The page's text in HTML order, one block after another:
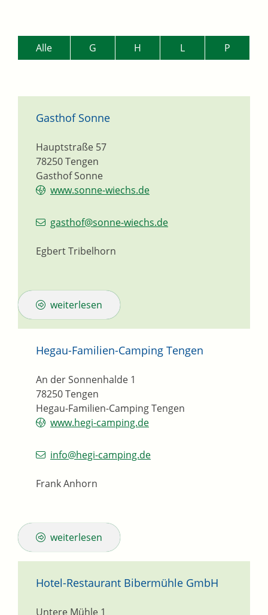
Alle G H L P
Gasthof Sonne
Gasthof Sonne
Hauptstraße 57
78250Tengen
www.sonne-wiechs.de
gasthof@sonne-wiechs.de
Egbert Tribelhorn
weiterlesen
Hegau-Familien-Camping Tengen
Hegau-Familien-Camping Tengen
An der Sonnenhalde 1
78250Tengen
www.hegi-camping.de
info@hegi-camping.de
Frank Anhorn
weiterlesen
Hotel-Restaurant Bibermühle GmbH
Untere Mühle 1